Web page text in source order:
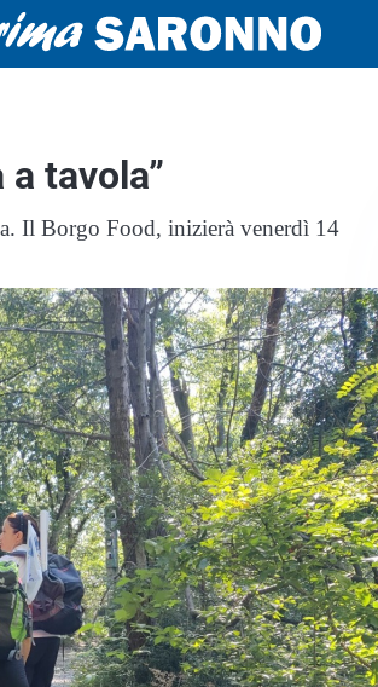
tavola”
Il Borgo Food, inizierà venerdì 14